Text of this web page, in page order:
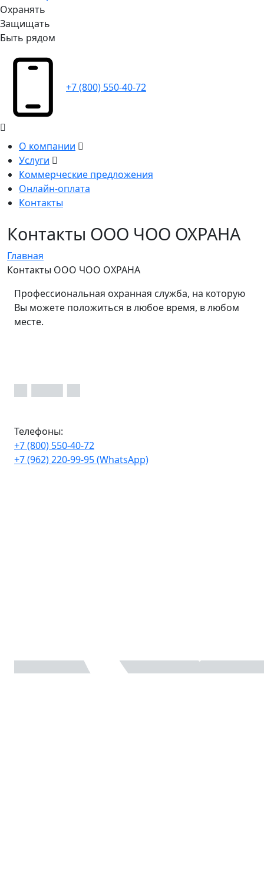
Охранять
Защищать
Быть рядом
+7 (800) 550-40-72
О компании
Услуги
Коммерческие предложения
Онлайн-оплата
Контакты
Контакты ООО ЧОО ОХРАНА
Главная
Контакты ООО ЧОО ОХРАНА
Профессиональная охранная служба, на которую
Вы можете положиться в любое время, в любом
месте.
Телефоны:
+7 (800) 550-40-72
+7 (962) 220-99-95 (WhatsApp)